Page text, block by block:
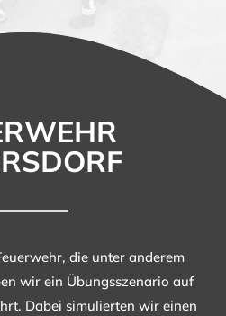
die unter anderem
wir ein Übungsszenario auf
Dabei simulierten wir einen